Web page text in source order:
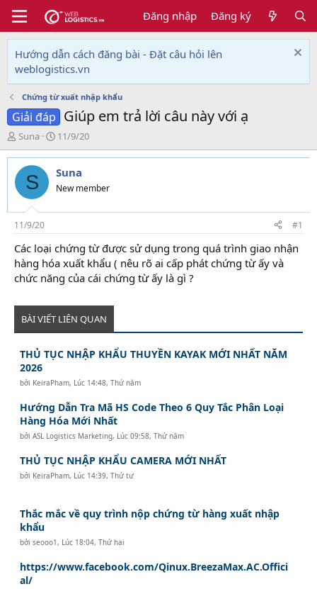
Đăng nhập Đăng ký
Hướng dẫn cách đăng bài - Đặt câu hỏi lên
weblogistics.vn
Chứng từ xuất nhập khẩu
Giải đáp Giúp em trả lời câu này với ạ
T
h
r
e
d
s
t
a
r
t
e
Suna
N
g
à
y
g
i
11/9/20
S Suna
New member
11/9/20 #1
Các loại chứng từ được sử dụng trong quá trình giao nhận
hàng hóa xuất khẩu ( nêu rõ ai cấp phát chứng từ ấy và
chức năng của cái chứng từ ấy là gì ?
BÀI VIẾT LIÊN QUAN
THỦ TỤC NHẬP KHẨU THUYỀN KAYAK MỚI NHẤT NĂM
2026
bởi KeiraPham, Lúc 14:48, Thứ năm
Hướng Dẫn Tra Mã HS Code Theo 6 Quy Tắc Phân Loại
Hàng Hóa Mới Nhất
bởiASL Logistics Marketing, Lúc 09:58, Thứ năm
THỦ TỤC NHẬP KHẨU CAMERA MỚI NHẤT
bởi KeiraPham, Lúc 14:39, Thứ tư
Thắc mắc về quy trình nộp chứng từ hàng xuất nhập
khẩu
bởiseooo1 , Lúc 18:04, Thứ hai
https://www.facebook.com/Qinux.BreezaMax.AC.Offici
al/